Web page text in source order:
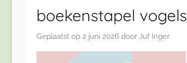
boekenstapel vogels
Geplaatst op 2 juni 2026 door Juf Inger